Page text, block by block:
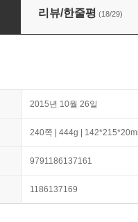
리뷰/한줄평 (18/29)
2015년 10월 26일
240쪽 | 444g |
9791186137161
1186137169